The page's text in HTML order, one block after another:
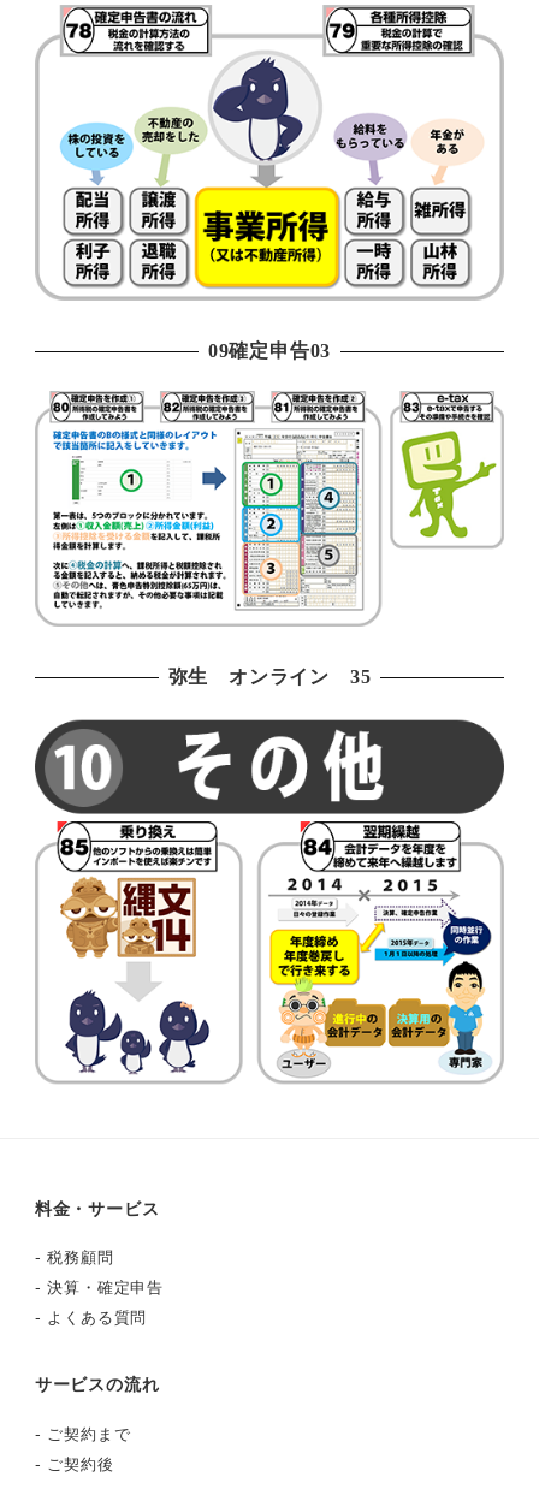
09確定申告03
弥生 オンライン 35
料金・サービス
-税務顧問
-決算・確定申告
- よくある質問
サービスの流れ
- ご契約まで
- ご契約後